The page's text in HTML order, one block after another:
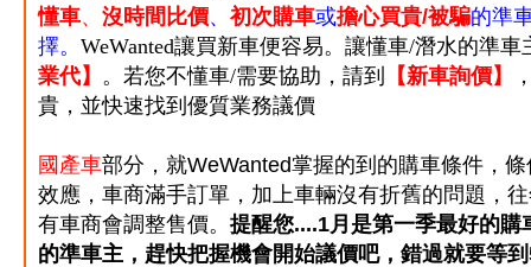
懂車、 沒時間比價、 初次購車或擔心買貴/被騙的準
擇。 WeWanted讓買新車便容易。讓懂車/潛水的準
業代】 。若您不懂車/需要協助，請到 【新車詢價】
貴，並快速找到優質業務議價
國產車部分，就WeWanted掌握的到的購車條件，
效應，車商滿手訂單，加上車輛沒有折舊的問題，
有車商會調整售價。 提醒您....1月是第一季最好的購
的準車主，趕快把握機會開始議價吧， 錯過就要等